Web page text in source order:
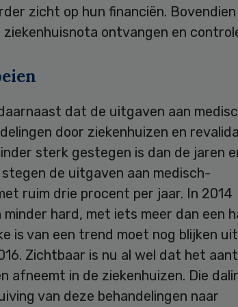
zicht op hun financiën. Bovendien
ontvangen en
dat de uitgaven aan
door ziekenhuizen en
sterk gestegen is dan de jaren
stegen de uitgaven aan medisch-
ruim drie procent per jaar. In 2014
hard, met iets meer dan een
is van een trend moet nog blijken
Zichtbaar is nu al wel dat het
afneemt in de ziekenhuizen. Die
van deze behandelingen naar